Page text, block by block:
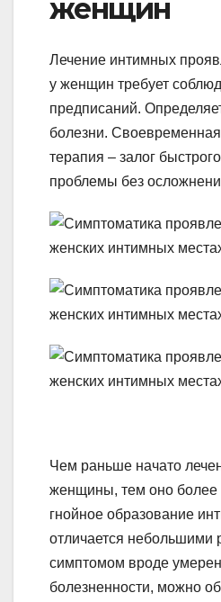
женщин
Лечение интимных
у женщин требует
предписаний.
болезни.
терапия – залог
проблемы без
Чем раньше начато
женщины, тем оно более
гнойное образование
отличается небольшими
симптомом вроде
болезненности, можно